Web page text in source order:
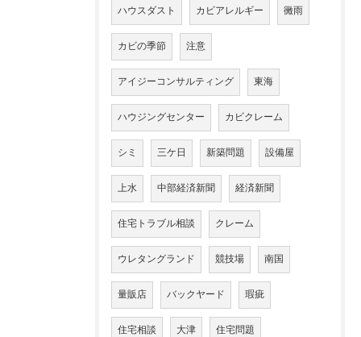
ハウスダスト カビアレルギー 黴雨
カビの季節 注意
アイジーコンサルティング 東海
ハウジングセンター カビクレーム
シミ 三ケ日 新築問題 設備屋
上水 中部経済新聞 経済新聞
住宅トラブル相談 クレーム
ウレタングランド 競技場 南国
量販店 バックヤード 瑕疵
住宅相談 大津 住宅問題